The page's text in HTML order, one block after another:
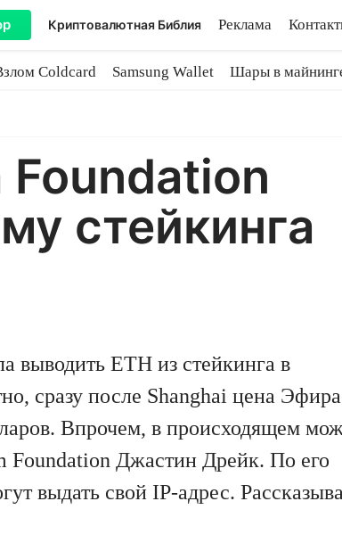
Криптовалютная Библия Реклама
Coldcard Samsung Wallet
Шары в
стейкинга
выводить ETH из стейкинга в
сразу после Shanghai цена Эфира
Впрочем, в происходящем
Foundation Джастин Дрейк. По его
выдать свой IP-адрес.